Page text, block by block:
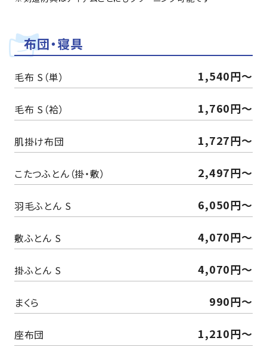
布団・寝具
毛布 S（単） 1,540円～
毛布 S（袷） 1,760円〜
肌掛け布団 1,727円〜
こたつふとん（掛・敷） 2,497円～
羽毛ふとん S 6,050円〜
敷ふとん S 4,070円〜
掛ふとん S 4,070円〜
まくら 990円〜
座布団 1,210円〜